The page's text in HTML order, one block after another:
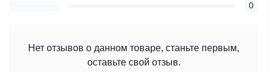
0
Нет отзывов о данном товаре, станьте первым,
оставьте свой отзыв.